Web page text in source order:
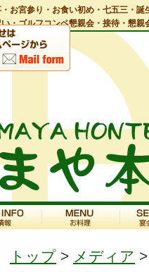
お宮参り・お食い初め・七五三・
・ゴルフコンペ懇親会・接待・懇
トップ > メディア